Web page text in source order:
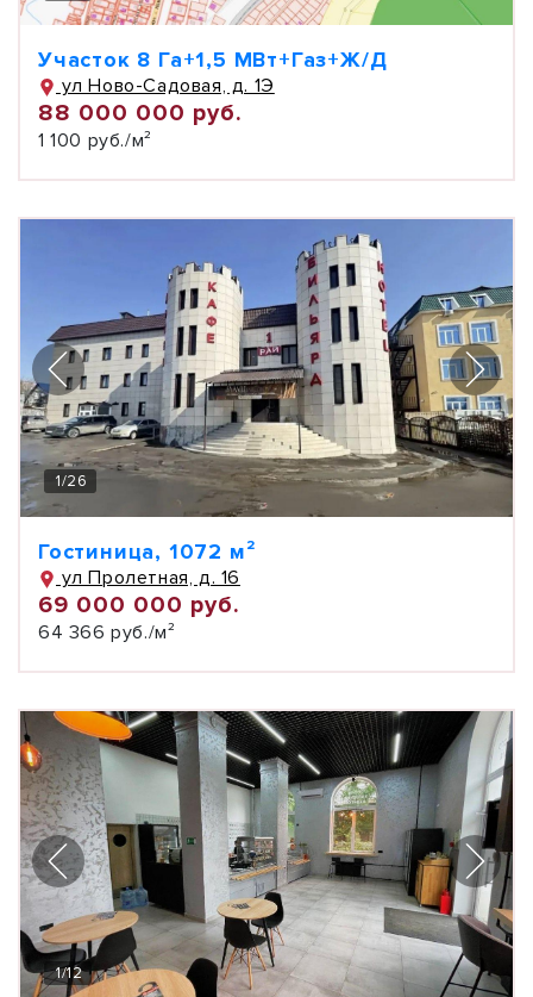
Участок 8 Га+1,5 МВт+Газ+Ж/Д
ул Ново-Садовая, д. 1Э
88 000 000 руб.
1 100 руб./м²
1/26
Гостиница, 1072 м²
ул Пролетная, д. 16
69 000 000 руб.
64 366 руб./м²
1/12